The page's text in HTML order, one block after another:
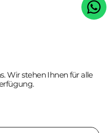
Wir stehen Ihnen für alle